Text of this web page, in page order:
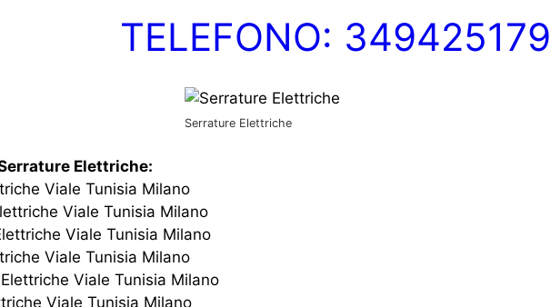
TELEFONO:
Serrature Elettriche
Elettriche:
Viale Tunisia Milano
Viale Tunisia Milano
Viale Tunisia Milano
Viale Tunisia Milano
Viale Tunisia Milano
Viale Tunisia Milano